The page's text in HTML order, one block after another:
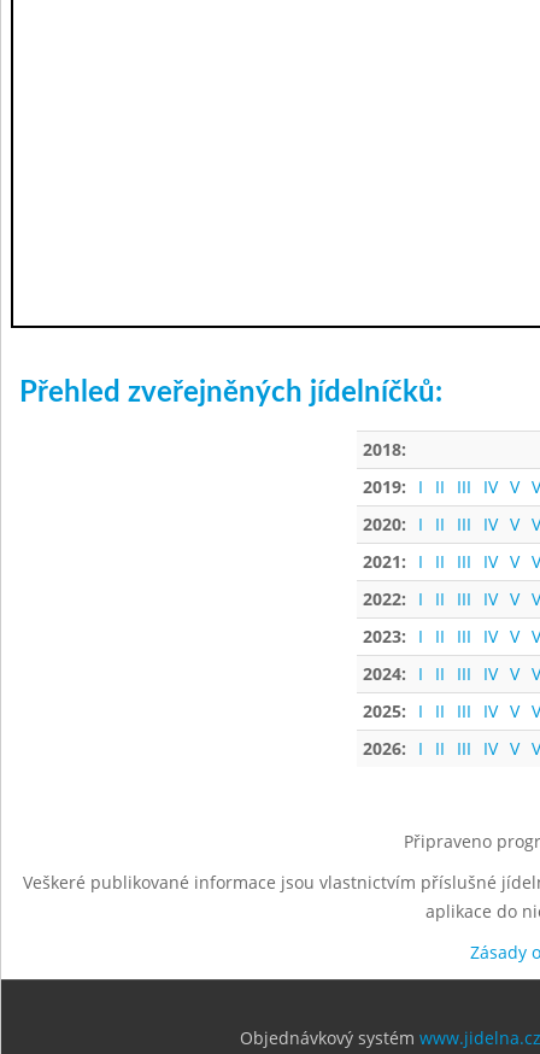
Přehled zveřejněných jídelníčků:
2018:
2019:
I II III IV V
2020:
I II III IV V
2021:
I II III IV V
2022:
I II III IV V
2023:
I II III IV V
2024:
I II III IV V
2025:
I II III IV V
2026:
I II III IV V
Připraveno
Veškeré publikované informace jsou vlastnictvím příslušné
aplikace do
Zásady
Objednávkový systém www.jidelna.cz